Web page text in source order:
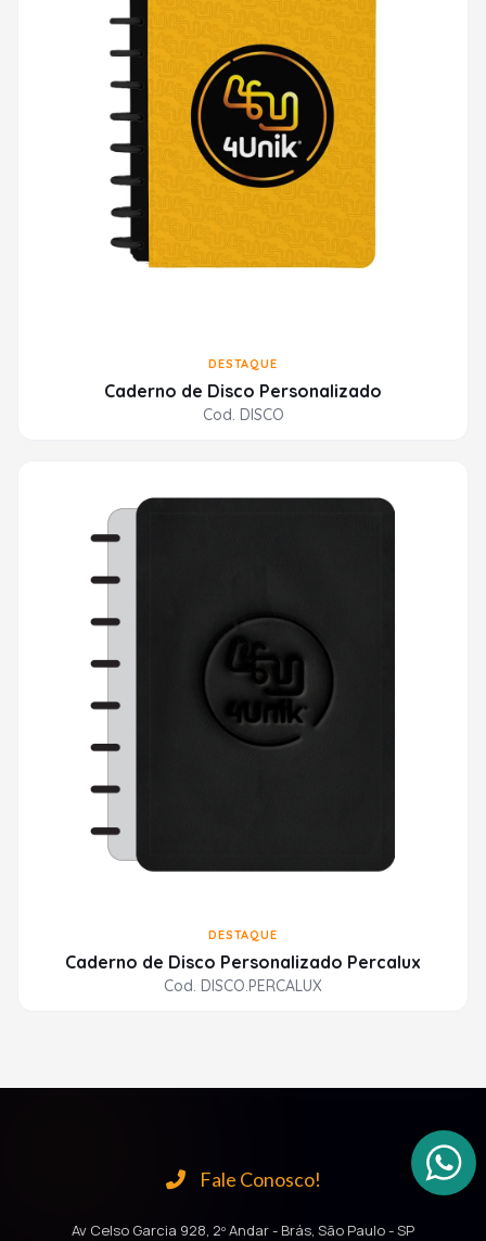
DESTAQUE
Caderno de Disco Personalizado
Cod. DISCO
DESTAQUE
Caderno de Disco Personalizado Percalux
Cod. DISCO.PERCALUX
Fale Conosco!
Av Celso Garcia 928, 2º Andar - Brás, São Paulo - SP